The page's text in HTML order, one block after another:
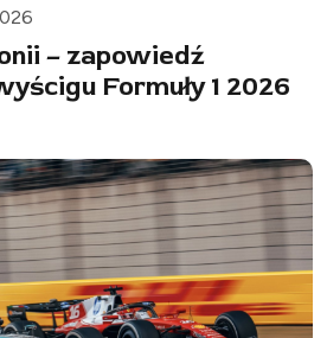
– zapowiedź
Formuły 1 2026